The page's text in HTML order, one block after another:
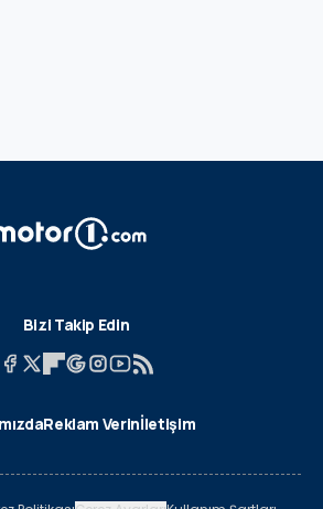
Bizi Takip Edin
Reklam Verinİletişim